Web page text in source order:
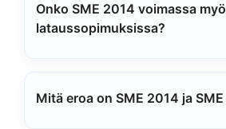
Onko SME 2014 voimassa
lataussopimuksissa?
Mitä eroa on SME 2014 ja